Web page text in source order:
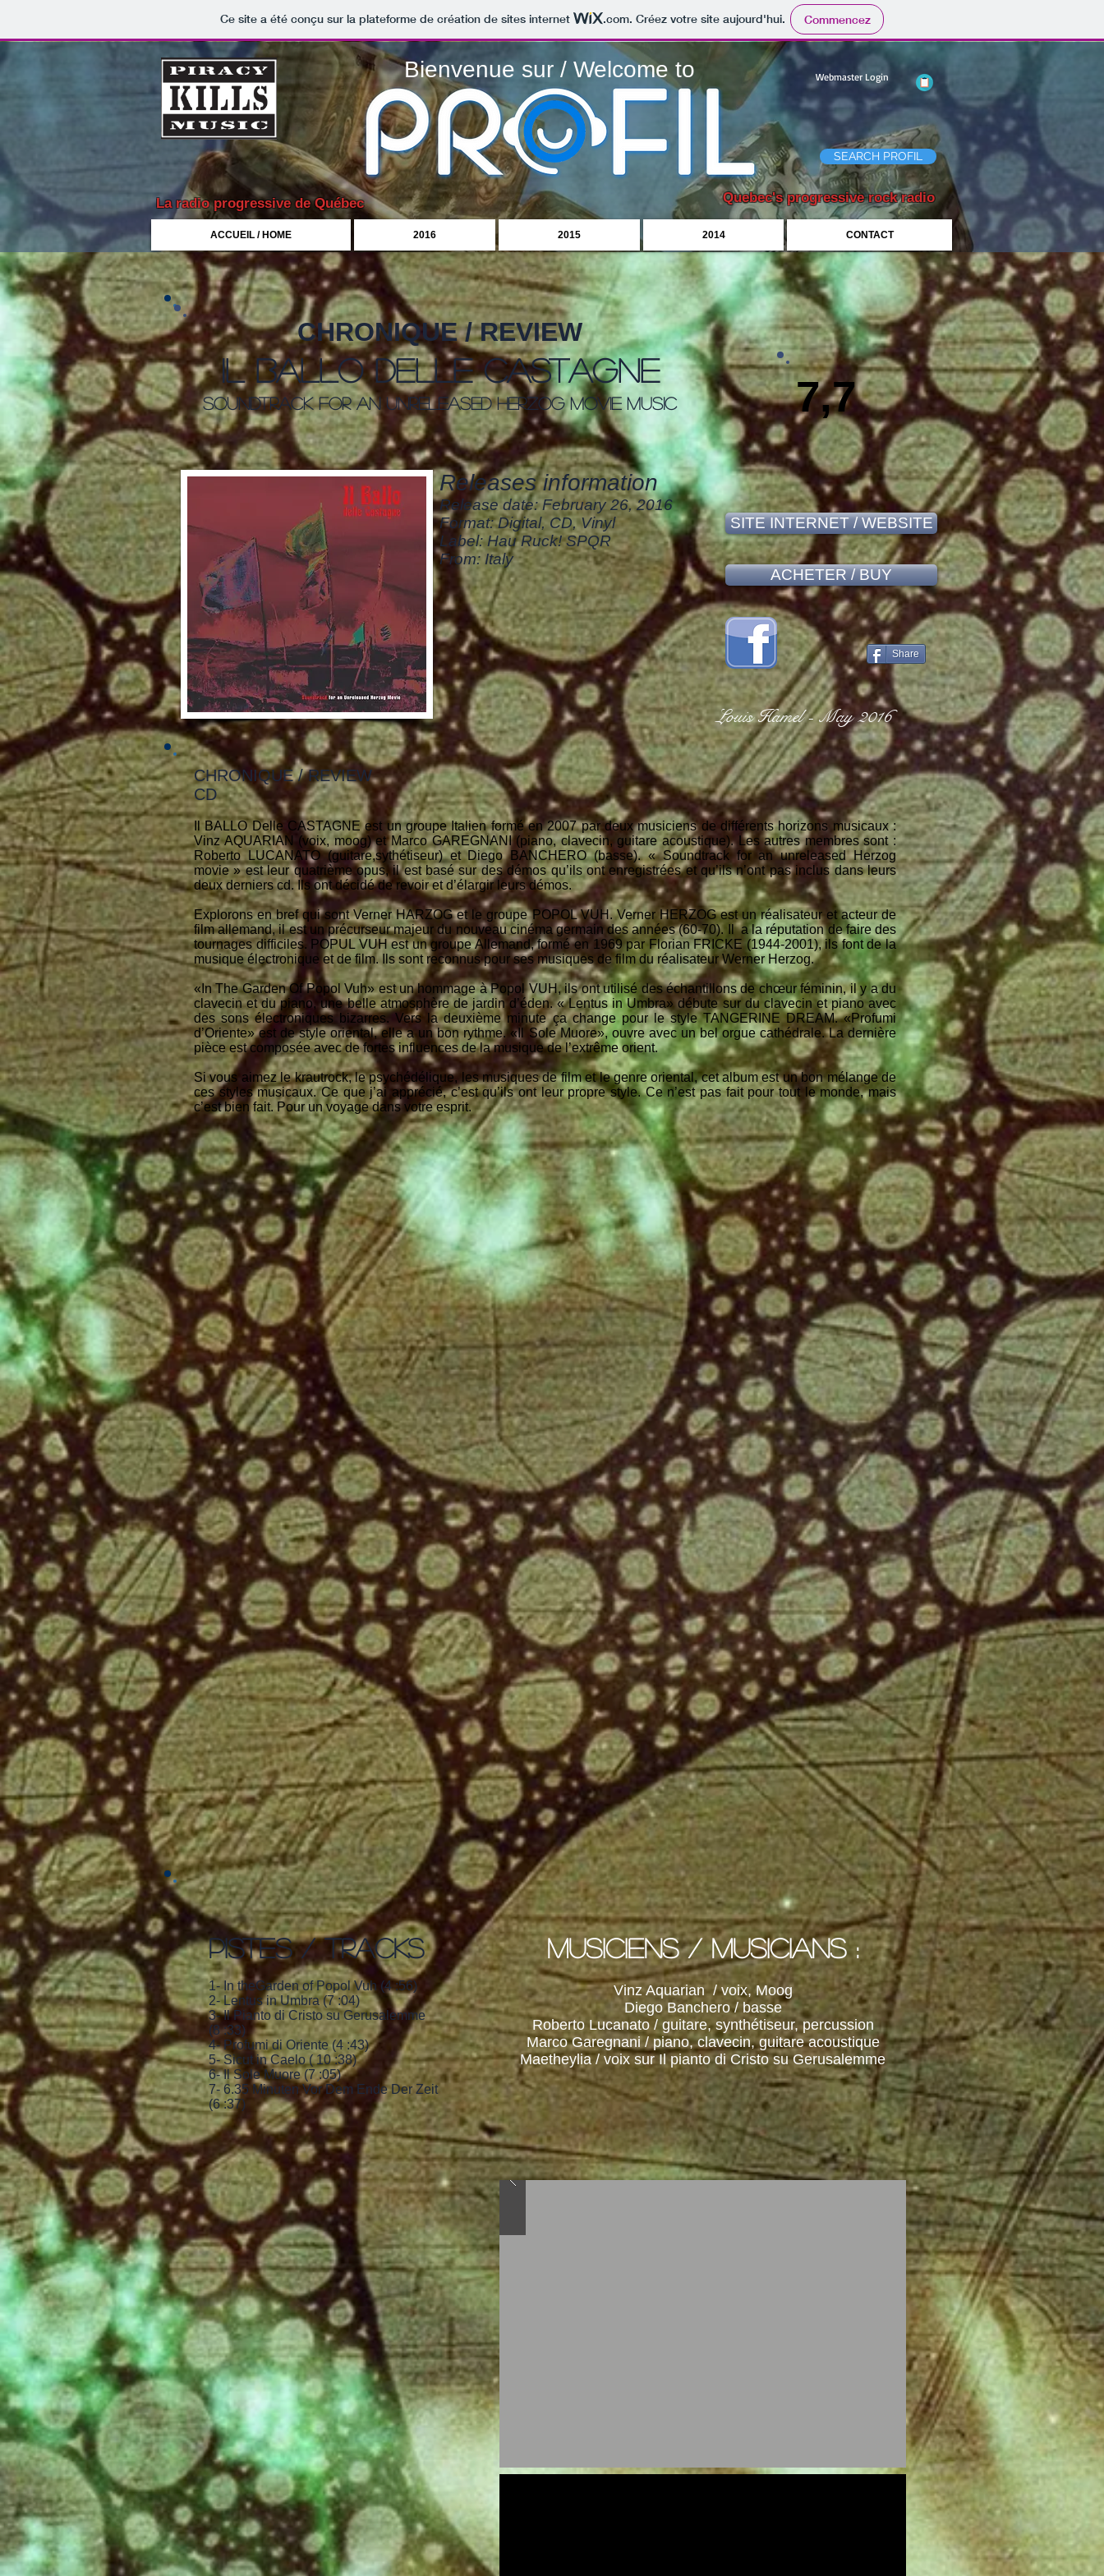
Ce site a été conçu sur la plateforme de création de sites internet .com. Créez votre site aujourd'hui. Commencez
Bienvenue sur / Welcome to Webmaster Login
Quebec's progressive rock radio
La radio progressive de Québec
SEARCH PROFIL
CHRONIQUE / REVIEW
il ballo delle castagne
Soundtrack for an unreleased Herzog movie music
Releases information
Release date: February 26, 2016
Format: Digital, CD, Vinyl
Label: Hau Ruck! SPQR
From: Italy
7,7
SITE INTERNET / WEBSITE
ACHETER / BUY
CHRONIQUE / REVIEW
CD
Il BALLO Delle CASTAGNE est un groupe Italien formé en 2007 par deux musiciens de différents horizons musicaux :
Vinz AQUARIAN (voix, moog) et Marco GAREGNANI (piano, clavecin, guitare acoustique). Les autres membres sont :
Roberto LUCANATO (guitare,sythétiseur) et Diego BANCHERO (basse). « Soundtrack for an unreleased Herzog
movie » est leur quatrième opus, il est basé sur des démos qu’ils ont enregistrées et qu’ils n’ont pas inclus dans leurs
deux derniers cd. Ils ont décidé de revoir et d’élargir leurs démos.
Explorons en bref qui sont Verner HARZOG et le groupe POPOL VUH. Verner HERZOG est un réalisateur et acteur de
film allemand, il est un précurseur majeur du nouveau cinéma germain des années (60-70). Il a la réputation de faire des
tournages difficiles. POPUL VUH est un groupe Allemand, formé en 1969 par Florian FRICKE (1944-2001), ils font de la
musique électronique et de film. Ils sont reconnus pour ses musiques de film du réalisateur Werner Herzog.
«In The Garden Of Popol Vuh» est un hommage à Popol VUH, ils ont utilisé des échantillons de chœur féminin, il y a du
clavecin et du piano, une belle atmosphère de jardin d’éden. « Lentus in Umbra» débute sur du clavecin et piano avec
des sons électroniques bizarres. Vers la deuxième minute ça change pour le style TANGERINE DREAM. «Profumi
d’Oriente» est de style oriental, elle a un bon rythme. «Il Sole Muore», ouvre avec un bel orgue cathédrale. La dernière
pièce est composée avec de fortes influences de la musique de l’extrême orient.
Si vous aimez le krautrock, le psychédélique, les musiques de film et le genre oriental, cet album est un bon mélange de
ces styles musicaux. Ce que j’ai apprécié, c’est qu’ils ont leur propre style. Ce n’est pas fait pour tout le monde, mais
c’est bien fait. Pour un voyage dans votre esprit.
Musiciens / MUSICIANS :
Vinz Aquarian / voix, Moog
Diego Banchero / basse
Roberto Lucanato / guitare, synthétiseur, percussion
Marco Garegnani / piano, clavecin, guitare acoustique
Maetheylia / voix sur Il pianto di Cristo su Gerusalemme
PISTES / TRACKS
1- In theGarden of Popol Vuh (4 :56)
2- Lentus in Umbra (7 :04)
3- Il Pianto di Cristo su Gerusalemme
(8 :33)
4- Profumi di Oriente (4 :43)
5- Sicut in Caelo ( 10 :38)
6- Il Sole Muore (7 :05)
7- 6.35 Minuten Vor Dem Ende Der Zeit
(6 :37)
Louis Hamel - May 2016
Share
ACCUEIL / HOME 2016 2015 2014 CONTACT